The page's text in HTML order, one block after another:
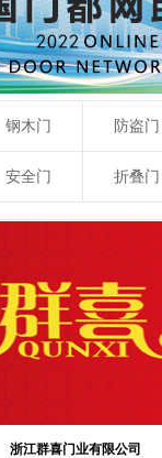
钢木门 防盗门
安全门 折叠门
浙江群喜门业有限公司